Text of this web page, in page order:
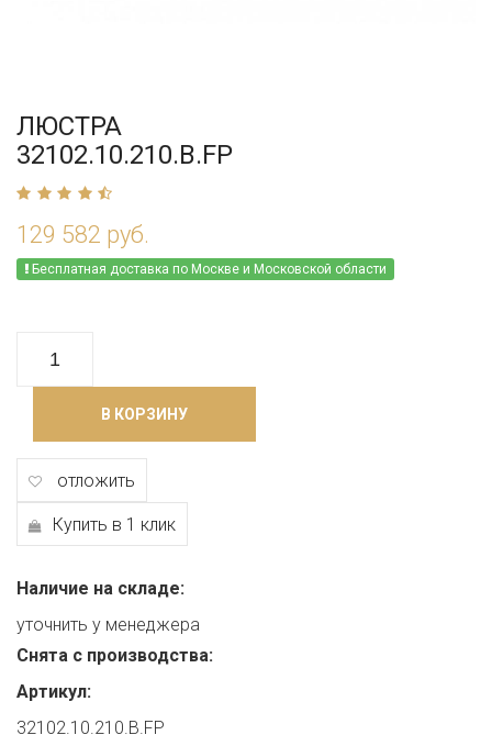
ЛЮСТРА
32102.10.210.B.FP
129 582 руб.
Бесплатная доставка по Москве и Московской области
В КОРЗИНУ
отложить
Купить в 1 клик
Наличие на складе:
уточнить у менеджера
Снята с производства:
Артикул:
32102.10.210.B.FP